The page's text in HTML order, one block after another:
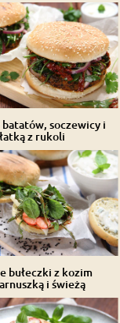
soczewicy i
z rukoli
bułeczki z kozim
i świeżą